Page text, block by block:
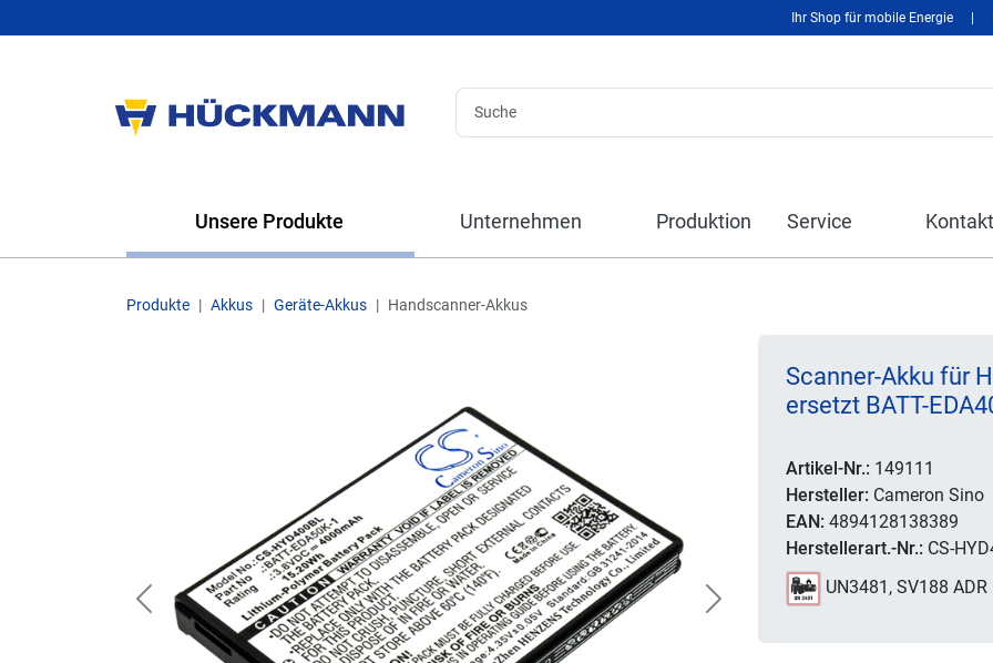
Ihr Shop für mobile Energie
Unsere Produkte Unternehmen Produktion Service Kontakt
Produkte Akkus Geräte-Akkus Handscanner-Akkus
Previous Next
Scanner-Akku für
ersetzt BATT-
Artikel-Nr.: 149111
Hersteller: Cameron Sino
EAN: 4894128138389
Herstellerart.-Nr.: CS-
UN3481, SV188 ADR